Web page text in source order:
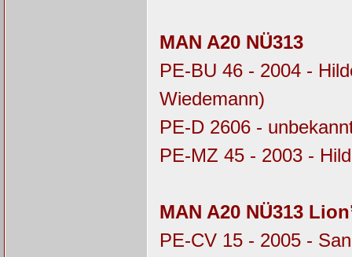
MAN A20 NÜ313
PE-BU 46 - 2004 -
Wiedemann)
PE-D 2606 -
PE-MZ 45 - 2003 -
MAN A20 NÜ313
PE-CV 15 - 2005 -